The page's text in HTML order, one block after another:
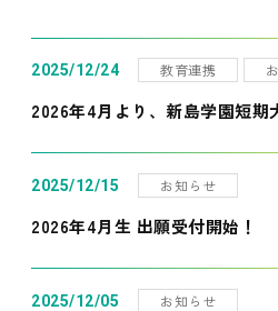
2025/12/24 教育連携
2026年4月より、新島学園短期
2025/12/15 お知らせ
2026年4月生 出願受付開始！
2025/12/05 お知らせ